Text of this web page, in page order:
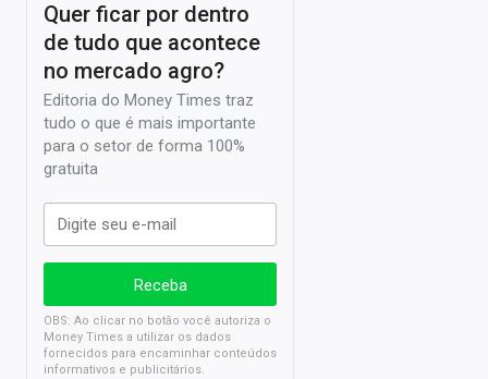
Quer ficar por dentro
de tudo que acontece
no mercado agro?
Editoria do Money Times traz
tudo o que é mais importante
para o setor de forma 100%
gratuita
OBS: Ao clicar no botão você autoriza o
Money Times a utilizar os dados
fornecidos para encaminhar conteúdos
informativos e publicitários.